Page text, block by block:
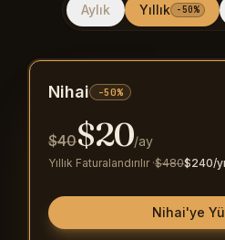
Aylık Yıllık -50%
Nihai -50%
$40$20/ay
Yıllık Faturalandırılır·$480$240/
Nihai'ye